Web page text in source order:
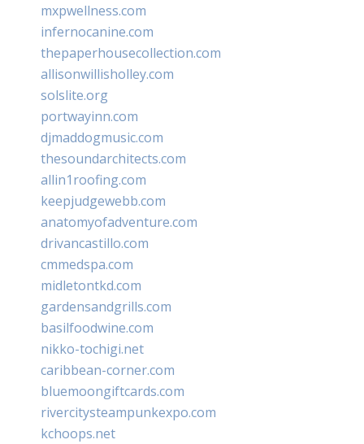
mxpwellness.com
infernocanine.com
thepaperhousecollection.com
allisonwillisholley.com
solslite.org
portwayinn.com
djmaddogmusic.com
thesoundarchitects.com
allin1roofing.com
keepjudgewebb.com
anatomyofadventure.com
drivancastillo.com
cmmedspa.com
midletontkd.com
gardensandgrills.com
basilfoodwine.com
nikko-tochigi.net
caribbean-corner.com
bluemoongiftcards.com
rivercitysteampunkexpo.com
kchoops.net